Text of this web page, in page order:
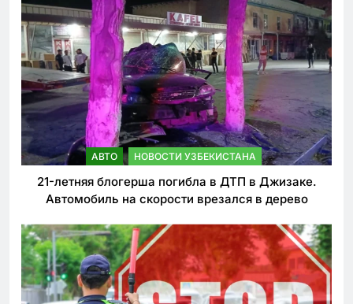
АВТО НОВОСТИ УЗБЕКИСТАНА
21-летняя блогерша погибла в ДТП в Джизаке.
Автомобиль на скорости врезался в дерево